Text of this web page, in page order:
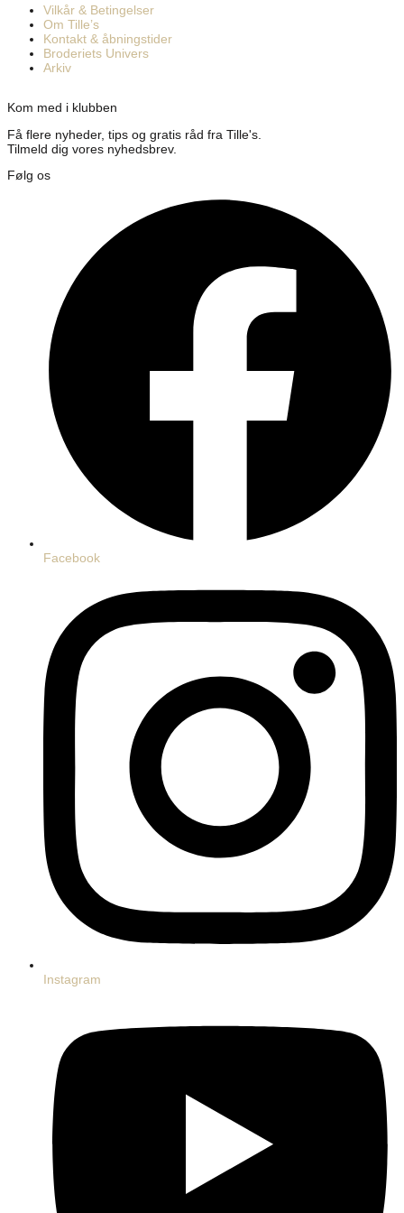
Vilkår & Betingelser
Om Tille’s
Kontakt & åbningstider
Broderiets Univers
Arkiv
Kom med i klubben
Få flere nyheder, tips og gratis råd fra Tille's.
Tilmeld dig vores nyhedsbrev.
Følg os
Facebook
Instagram